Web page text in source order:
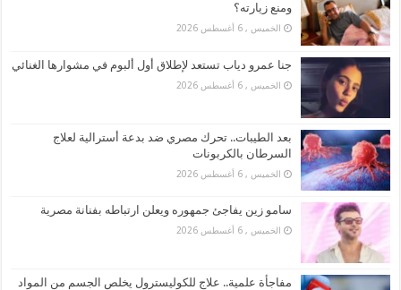
ومنع زيارته؟
الخميس , 6 أغسطس 2026
جنا عمرو دياب تستعد لإطلاق أول ألبوم في مشوارها الغنائي
الخميس , 6 أغسطس 2026
بعد الطيبات.. تحرك مصري ضد بدعة أسترالية لعلاج
السرطان بالكربونات
الخميس , 6 أغسطس 2026
سامو زين يفاجئ جمهوره ويعلن ارتباطه بفنانة مصرية
الخميس , 6 أغسطس 2026
مفاجأة علمية.. علاج للكوليسترول يخلص الجسم من المواد